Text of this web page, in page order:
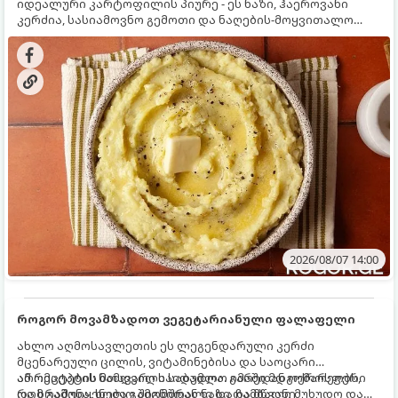
იდეალური კარტოფილის პიურე - ეს ნაზი, ჰაეროვანი
კერძია, სასიამოვნო გემოთი და ნაღების-მოყვითალო
ფერით. მისი მომზადება ძალიან მარტივია, მაგრამ
არსებობს რამდენიმე საიდუმლო, რომლებიც უნდა
იცოდეთ, რომ პიურე იდეალურად გემრიელი გამოვიდეს.
2026/08/07 14:00
როგორ მოვამზადოთ ვეგეტარიანული ფალაფელი
ახლო აღმოსავლეთის ეს ლეგენდარული კერძი
მცენარეული ცილის, ვიტამინებისა და საოცარი
არომატების ნამდვილი საბადოა. გარედან ოქროსფერი
და ხრაშუნა, ხოლო შიგნიდან ნაზი და მწვანე
ამ რეცეპტის მთავარი საიდუმლო იმაში მდგომარეობს,
რომ გამოიყენება გამომშრალი და ჩამბალი მუხუდო და